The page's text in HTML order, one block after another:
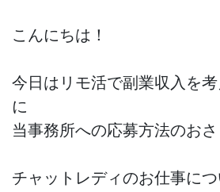
こんにちは！
今日はリモ活で副業収入を
に
当事務所への応募方法のおさ
チャットレディのお仕事に